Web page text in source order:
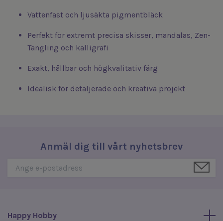
Vattenfast och ljusäkta pigmentbläck
Perfekt för extremt precisa skisser, mandalas, Zen-
Tangling och kalligrafi
Exakt, hållbar och högkvalitativ färg
Idealisk för detaljerade och kreativa projekt
Anmäl dig till vårt nyhetsbrev
Happy Hobby